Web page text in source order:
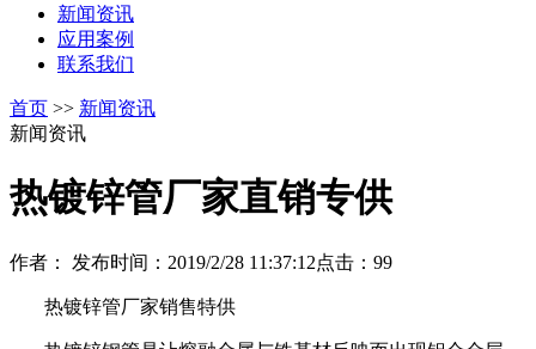
新闻资讯
应用案例
联系我们
首页 >> 新闻资讯
新闻资讯
热镀锌管厂家直销专供
作者： 发布时间：2019/2/28 11:37:12点击： 99
热镀锌管厂家销售特供